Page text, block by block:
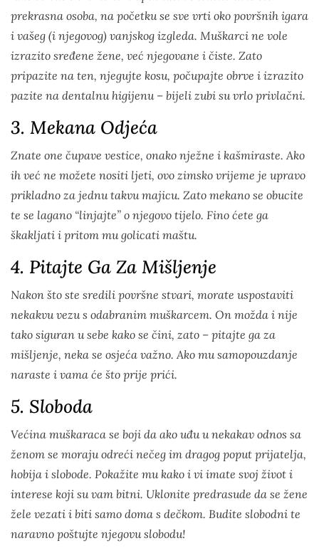
prekrasna osoba, na početku se sve vrti oko površnih igara
i vašeg (i njegovog) vanjskog izgleda. Muškarci ne vole
izrazito sređene žene, već njegovane i čiste. Zato
pripazite na ten, njegujte kosu, počupajte obrve i izrazito
pazite na dentalnu higijenu – bijeli zubi su vrlo privlačni.
3. Mekana Odjeća
Znate one čupave vestice, onako nježne i kašmiraste. Ako
ih već ne možete nositi ljeti, ovo zimsko vrijeme je upravo
prikladno za jednu takvu majicu. Zato mekano se obucite
te se lagano “linjajte” o njegovo tijelo. Fino ćete ga
škakljati i pritom mu golicati maštu.
4. Pitajte Ga Za Mišljenje
Nakon što ste sredili površne stvari, morate uspostaviti
nekakvu vezu s odabranim muškarcem. On možda i nije
tako siguran u sebe kako se čini, zato – pitajte ga za
mišljenje, neka se osjeća važno. Ako mu samopouzdanje
naraste i vama će što prije prići.
5. Sloboda
Većina muškaraca se boji da ako uđu u nekakav odnos sa
ženom se moraju odreći nečeg im dragog poput prijatelja,
hobija i slobode. Pokažite mu kako i vi imate svoj život i
interese koji su vam bitni. Uklonite predrasude da se žene
žele vezati i biti samo doma s dečkom. Budite slobodni te
naravno poštujte njegovu slobodu!